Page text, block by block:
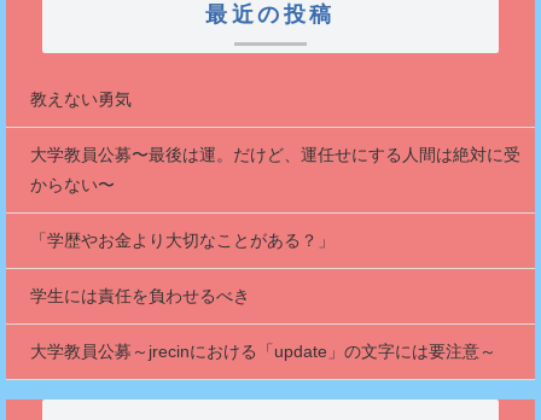
最近の投稿
教えない勇気
大学教員公募〜最後は運。だけど、運任せにする人間は絶対に受
からない〜
「学歴やお金より大切なことがある？」
学生には責任を負わせるべき
大学教員公募～jrecinにおける「update」の文字には要注意～